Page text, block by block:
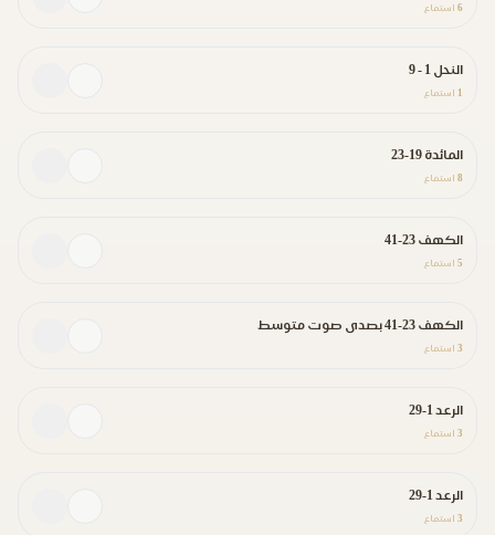
6 استماع
النحل 1 - 9
1 استماع
المائدة 19-23
8 استماع
الكهف 23-41
5 استماع
الكهف 23-41 بصدى صوت متوسط
3 استماع
الرعد 1-29
3 استماع
الرعد 1-29
3 استماع